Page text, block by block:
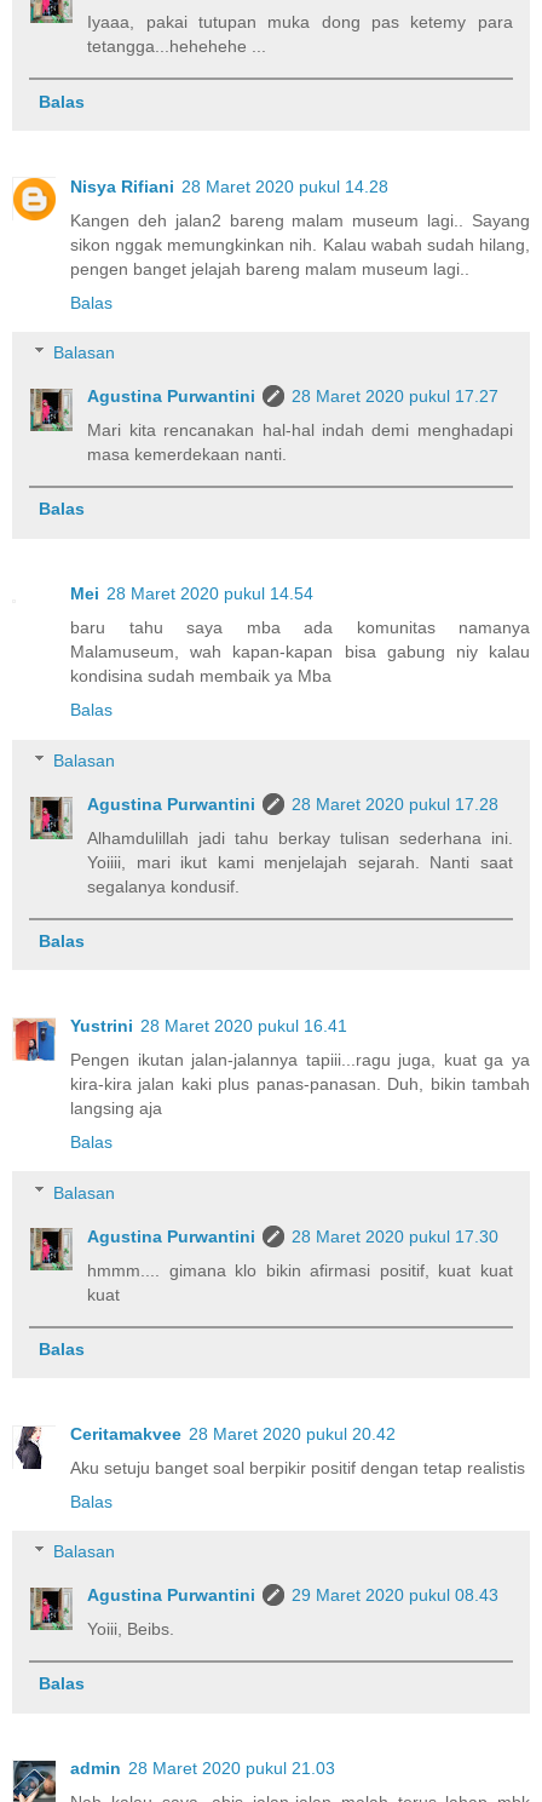
Iyaaa, pakai tutupan muka dong pas ketemy para
tetangga...hehehehe ...
Balas
Nisya Rifiani 28 Maret 2020 pukul 14.28
Kangen deh jalan2 bareng malam museum lagi.. Sayang
sikon nggak memungkinkan nih. Kalau wabah sudah hilang,
pengen banget jelajah bareng malam museum lagi..
Balas
Balasan
Agustina Purwantini
28 Maret 2020 pukul 17.27
Mari kita rencanakan hal-hal indah demi menghadapi
masa kemerdekaan nanti.
Balas
Mei 28 Maret 2020 pukul 14.54
baru tahu saya mba ada komunitas namanya
Malamuseum, wah kapan-kapan bisa gabung niy kalau
kondisina sudah membaik ya Mba
Balas
Balasan
Agustina Purwantini
28 Maret 2020 pukul 17.28
Alhamdulillah jadi tahu berkay tulisan sederhana ini.
Yoiiii, mari ikut kami menjelajah sejarah. Nanti saat
segalanya kondusif.
Balas
Yustrini 28 Maret 2020 pukul 16.41
Pengen ikutan jalan-jalannya tapiii...ragu juga, kuat ga ya
kira-kira jalan kaki plus panas-panasan. Duh, bikin tambah
langsing aja
Balas
Balasan
Agustina Purwantini
28 Maret 2020 pukul 17.30
hmmm.... gimana klo bikin afirmasi positif, kuat kuat
kuat
Balas
Ceritamakvee 28 Maret 2020 pukul 20.42
Aku setuju banget soal berpikir positif dengan tetap realistis
Balas
Balasan
Agustina Purwantini
29 Maret 2020 pukul 08.43
Yoiii, Beibs.
Balas
admin 28 Maret 2020 pukul 21.03